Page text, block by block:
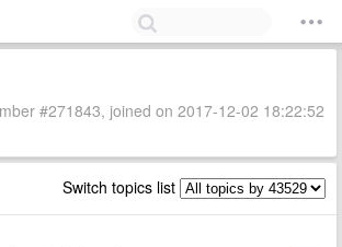
#271843, joined on 2017-12-02 18:22:52
Switch topics list